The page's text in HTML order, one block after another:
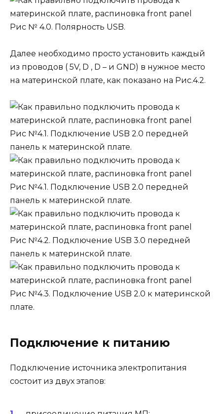
Рис № 4.0. Полярность USB.
Далее необходимо просто установить каждый
из проводов ( 5V, D , D – и GND) в нужное место
на материнской плате, как показано на Рис.4.2.
Рис №4.1. Подключение USB 2.0 передней
панель к материнской плате.
Рис №4.1. Подключение USB 2.0 передней
панель к материнской плате.
Рис №4.2. Подключение USB 3.0 передней
панель к материнской плате.
Рис №4.3. Подключение USB 2.0 к материнской
плате.
Подключение к питанию
Подключение источника электропитания
состоит из двух этапов: